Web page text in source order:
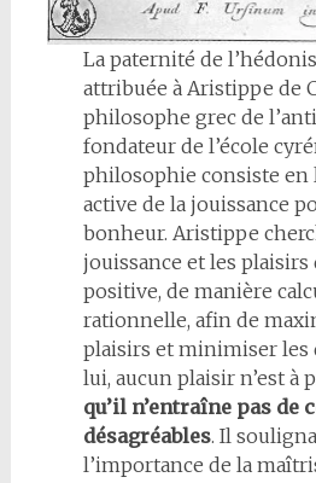
La paternité de
attribuée à Aristippe de
philosophe grec de
fondateur de l’école
philosophie consiste en
active de la jouissance
bonheur. Aristippe
jouissance et les plaisirs
positive, de manière
rationnelle, afin de
plaisirs et minimiser les
lui, aucun plaisir n’est à
qu’il n’entraîne pas de
désagréables. Il
l’importance de la